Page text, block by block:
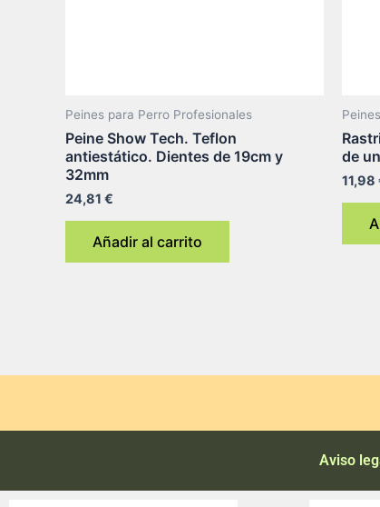
Peines para Perro Profesionales
Peine Show Tech. Teflon
antiestático. Dientes de 19cm y
32mm
24,81 €
Añadir al carrito
de
11,98
Aviso